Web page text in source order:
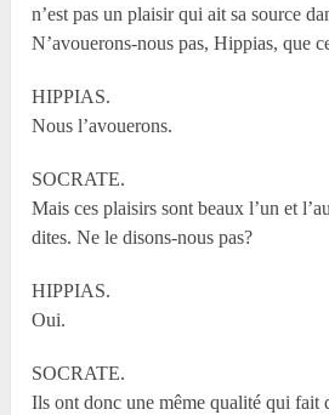
n’est pas un plaisir qui ait sa source
N’avouerons-nous pas, Hippias, que
HIPPIAS.
Nous l’avouerons.
SOCRATE.
Mais ces plaisirs sont beaux l’un et
dites. Ne le disons-nous pas?
HIPPIAS.
Oui.
SOCRATE.
Ils ont donc une même qualité qui fait